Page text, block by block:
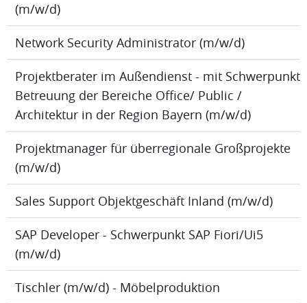
(m/w/d)
Network Security Administrator (m/w/d)
Projektberater im Außendienst - mit Schwerpunkt
Betreuung der Bereiche Office/ Public /
Architektur in der Region Bayern (m/w/d)
Projektmanager für überregionale Großprojekte
(m/w/d)
Sales Support Objektgeschäft Inland (m/w/d)
SAP Developer - Schwerpunkt SAP Fiori/Ui5
(m/w/d)
Tischler (m/w/d) - Möbelproduktion